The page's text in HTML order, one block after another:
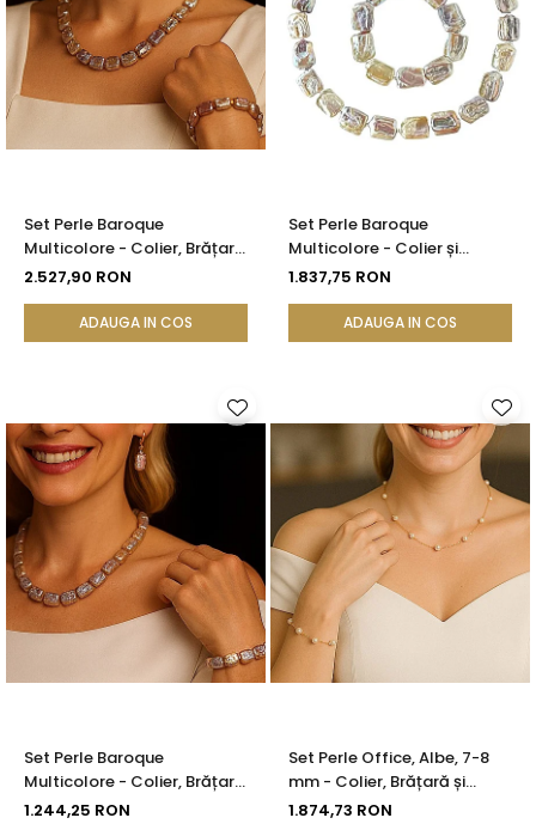
Set Perle Baroque
Multicolore - Colier, Brățară
și Cercei, Aur Galben 14K |
2.527,90 RON
ADAUGA IN COS
Set Perle Baroque
Multicolore - Colier și
Brățară, Aur Galben 14K |
1.837,75 RON
ADAUGA IN COS
Set Perle Baroque
Multicolore - Colier, Brățară
și Cercei, Argint 925 |
1.244,25 RON
Set Perle Office, Albe, 7-8
mm - Colier, Brățară și
Cercei, Aur Galben 14K |
1.874,73 RON